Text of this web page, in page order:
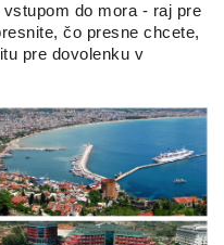
do mora - raj pre
čo presne chcete,
pre dovolenku v